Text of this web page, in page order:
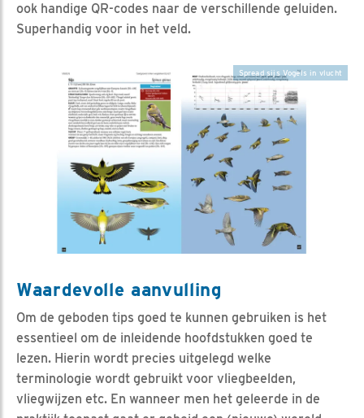
ook handige QR-codes naar de verschillende geluiden.
Superhandig voor in het veld.
Spread sijs Vogels in vlucht
Waardevolle aanvulling
Om de geboden tips goed te kunnen gebruiken is het
essentieel om de inleidende hoofdstukken goed te
lezen. Hierin wordt precies uitgelegd welke
terminologie wordt gebruikt voor vliegbeelden,
vliegwijzen etc. En wanneer men het geleerde in de